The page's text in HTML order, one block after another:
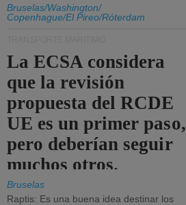
Bruselas/Washington/
Copenhague/El Pireo/Róterdam
La ECSA considera
que la revisión
propuesta del RCDE
UE es un primer paso,
pero deberían seguir
muchos otros.
Bruselas
Raptis: Es una buena idea destinar los